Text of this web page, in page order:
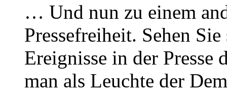
… Und nun zu einem
Pressefreiheit. Sehen
Ereignisse in der Presse
man als Leuchte der